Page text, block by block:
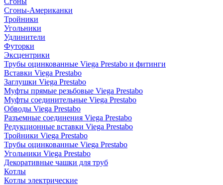
Сгоны-Американки
Тройники
Угольники
Удлинители
Футорки
Эксцентрики
Трубы оцинкованные Viega Prestabo и фитинги
Вставки Viega Prestabo
Заглушки Viega Prestabo
Муфты прямые резьбовые Viega Prestabo
Муфты соединительные Viega Prestabo
Обводы Viega Prestabo
Разъемные соединения Viega Prestabo
Редукционные вставки Viega Prestabo
Тройники Viega Prestabo
Трубы оцинкованные Viega Prestabo
Угольники Viega Prestabo
Декоративные чашки для труб
Котлы
Котлы электрические